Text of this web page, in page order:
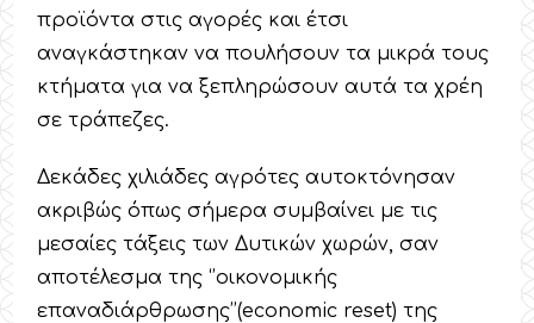
προϊόντα στις αγορές και έτσι
αναγκάστηκαν να πουλήσουν τα μικρά τους
κτήματα για να ξεπληρώσουν αυτά τα χρέη
σε τράπεζες.
Δεκάδες χιλιάδες αγρότες αυτοκτόνησαν
ακριβώς όπως σήμερα συμβαίνει με τις
μεσαίες τάξεις των Δυτικών χωρών, σαν
αποτέλεσμα της ‘’οικονομικής
επαναδιάρθρωσης’’(economic reset) της